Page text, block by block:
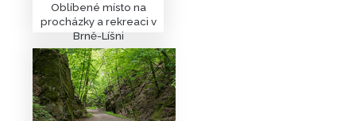
Oblíbené místo na
procházky a rekreaci v
Brně-Líšni